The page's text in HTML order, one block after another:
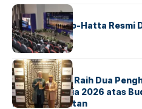
BANDARA BERITA
IALC Soekarno-Hatta Resmi
Dunia
BERITA
ParagonCorp Raih Dua
Southeast Asia 2026 atas
Kebermanfaatan